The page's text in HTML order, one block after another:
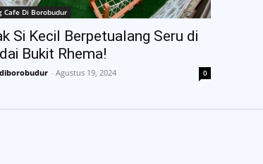
Cafe Di Borobudur
Si Kecil Berpetualang Seru di
Bukit Rhema!
- Agustus 19, 2024 0